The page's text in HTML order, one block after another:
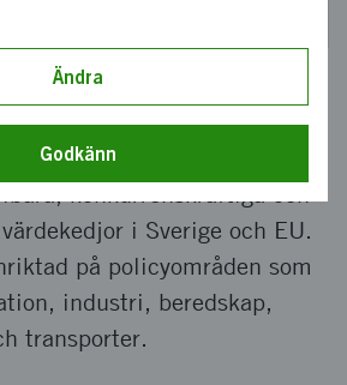
finansierar Vinnova
som utvecklar policyer och
i Sverige och EU.
på policyområden som
industri, beredskap,
transporter.
Ändra
Godkänn